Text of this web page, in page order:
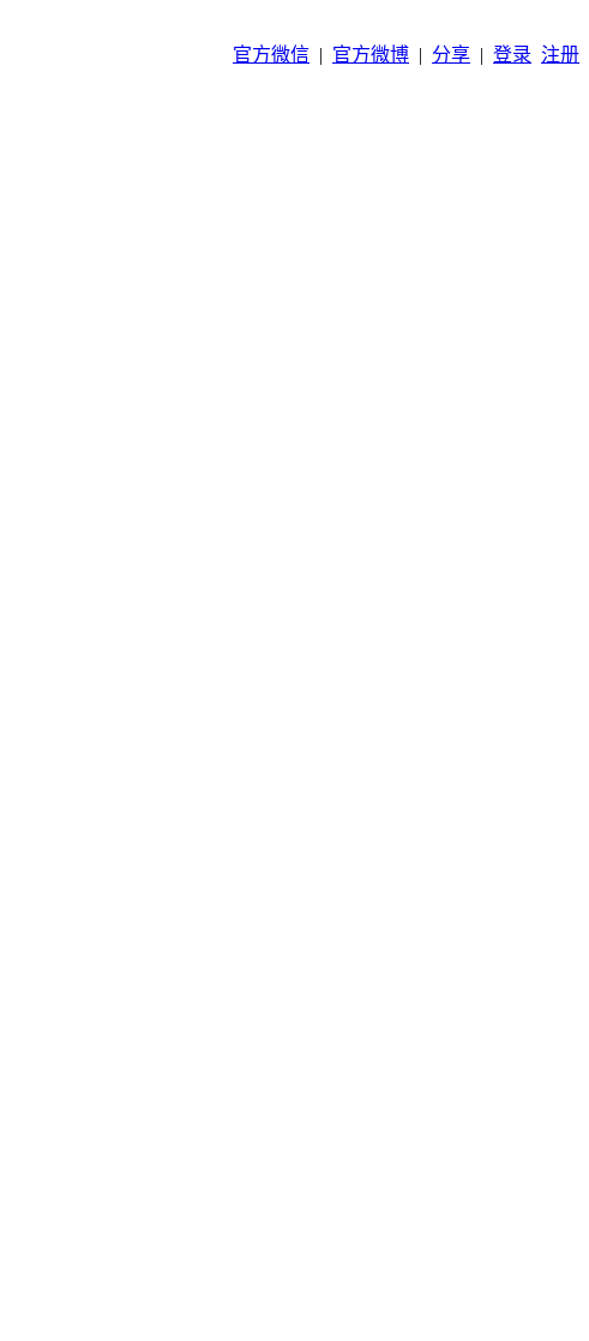
官方微信 | 官方微博 | 分享 | 登录 注册